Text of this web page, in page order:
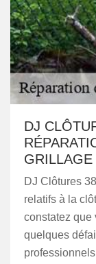
DJ
DJ Clôtures
relatifs à la
constatez que
quelques